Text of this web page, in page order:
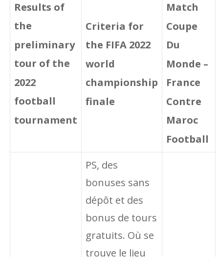
Results of
the
preliminary
tour of the
2022
football
tournament
Criteria for
the FIFA 2022
world
championship
finale
Match
Coupe
Du
Monde –
France
Contre
Maroc
Football
PS, des
bonuses sans
dépôt et des
bonus de tours
gratuits. Où se
trouve le lieu